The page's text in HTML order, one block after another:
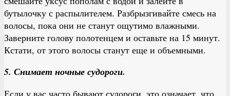
бутылочку с распылителем. Разбрызгивайте смесь на
волосы, пока они не станут ощутимо влажными.
Заверните голову полотенцем и оставьте на 15 минут.
Кстати, от этого волосы станут еще и объемными.
5. Снимает ночные судороги.
Если у вас часто бывают судороги, это означает, что